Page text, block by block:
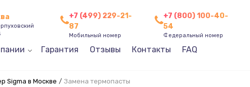
+7 (499) 229-21-
87
Мобильный номер
+7 (800) 100-40-
54
Федеральный номер
Гарантия Отзывы Контакты FAQ
Sigma в Москве / Замена термопасты